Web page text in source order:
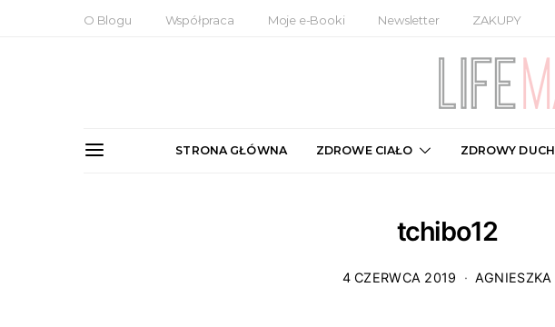
O Blogu Współpraca Moje e-Booki Newsletter ZAKUPY
STRONA GŁÓWNA ZDROWE CIAŁO ZDROWY DUCH
tchibo12
4 CZERWCA 2019 AGNIESZKA